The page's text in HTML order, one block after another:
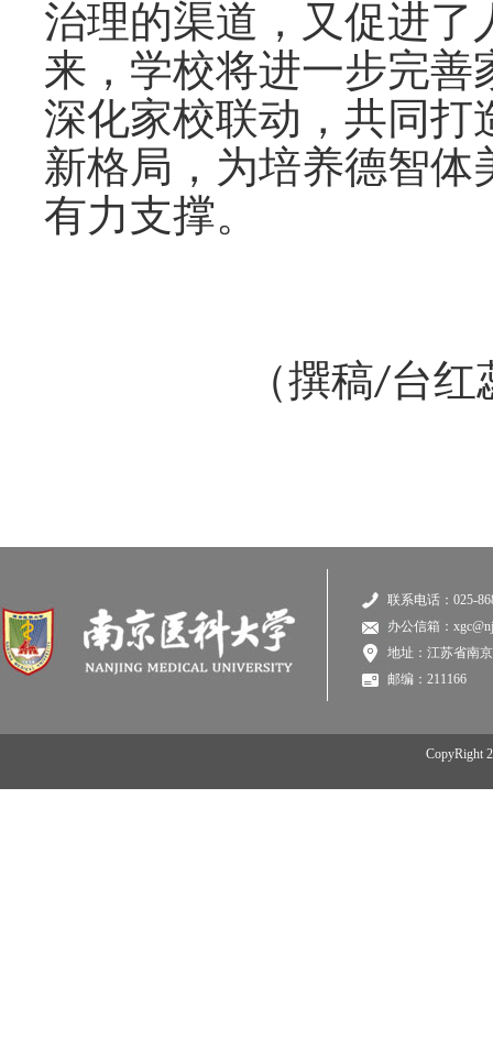
治理的渠道，又促进了
来，学校将进一步完善
深化家校联动，共同打
新格局，为培养德智体
有力支撑。
（撰稿/台红
联系电话：025-
办公信箱：
地址：江苏省南
邮编：211166
CopyRight